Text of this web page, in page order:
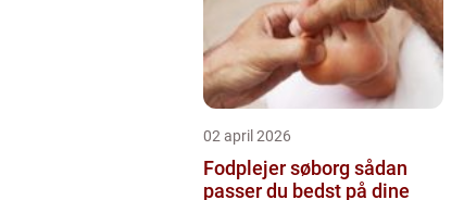
02 april 2026
Fodplejer søborg sådan
passer du bedst på dine